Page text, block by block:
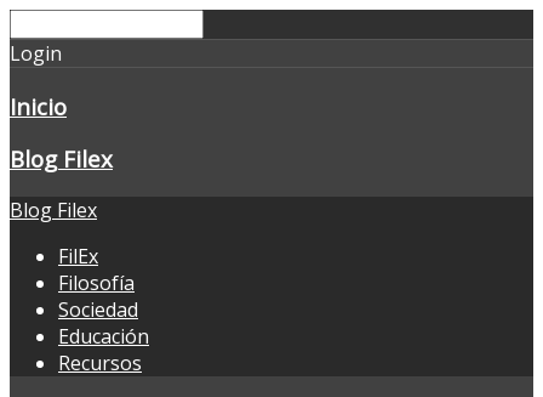
Login
Inicio
Blog Filex
Blog Filex
FilEx
Filosofía
Sociedad
Educación
Recursos